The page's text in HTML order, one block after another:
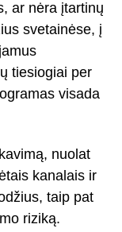
ar nėra įtartinų
svetainėse, į
tiesiogiai per
visada
nuolat
kanalais ir
taip pat
riziką.